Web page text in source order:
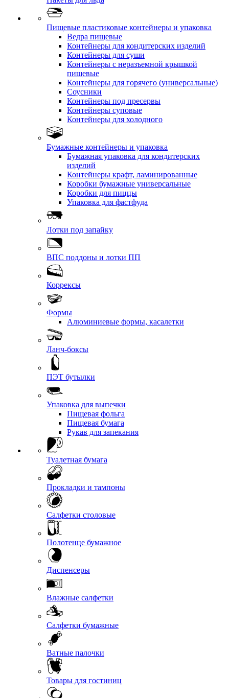
Пищевые пластиковые контейнеры и упаковка
Ведра пищевые
Контейнеры для кондитерских изделий
Контейнеры для суши
Контейнеры с неразъемной крышкой
пищевые
Контейнеры для горячего (универсальные)
Соусники
Контейнеры под пресервы
Контейнеры суповые
Контейнеры для холодного
Бумажные контейнеры и упаковка
Бумажная упаковка для кондитерских
изделий
Контейнеры крафт, ламинированные
Коробки бумажные универсальные
Коробки для пиццы
Упаковка для фастфуда
Лотки под запайку
ВПС поддоны и лотки ПП
Коррексы
Формы
Алюминиевые формы, касалетки
Ланч-боксы
ПЭТ бутылки
Упаковка для выпечки
Пищевая фольга
Пищевая бумага
Рукав для запекания
Туалетная бумага
Прокладки и тампоны
Салфетки столовые
Полотенце бумажное
Диспенсеры
Влажные салфетки
Салфетки бумажные
Ватные палочки
Товары для гостиниц